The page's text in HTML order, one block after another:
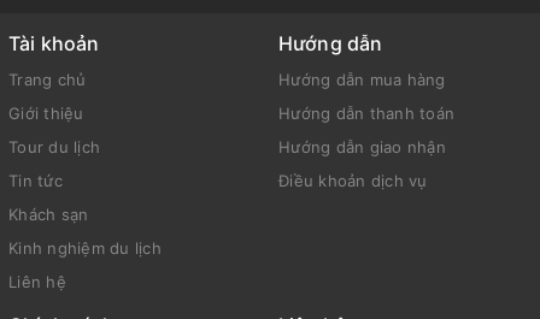
Tài khoản
Trang chủ
Giới thiệu
Tour du lịch
Tin tức
Khách sạn
Kinh nghiệm du lịch
Liên hệ
Hướng dẫn
Hướng dẫn mua hàng
Hướng dẫn thanh toán
Hướng dẫn giao nhận
Điều khoản dịch vụ